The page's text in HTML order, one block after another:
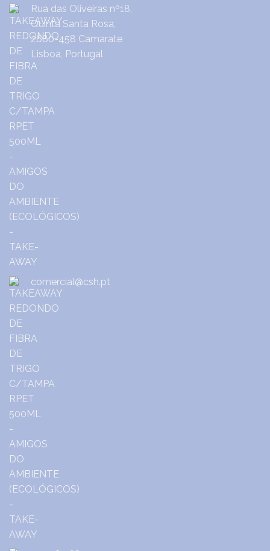
Rua das Oliveiras nº18,
Quinta Santa Rosa,
2680-458 Camarate
Lisboa, Portugal
comercial@csh.pt